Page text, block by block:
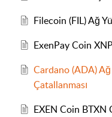
Filecoin (FIL) Ağ
ExenPay Coin
Cardano (ADA)
Çatallanması
EXEN Coin